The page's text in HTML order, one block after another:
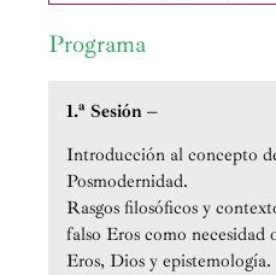
Programa
1.ª Sesión –
Introducción al concepto
Posmodernidad.
Rasgos filosóficos y
falso Eros como necesidad
Eros, Dios y epistemología.